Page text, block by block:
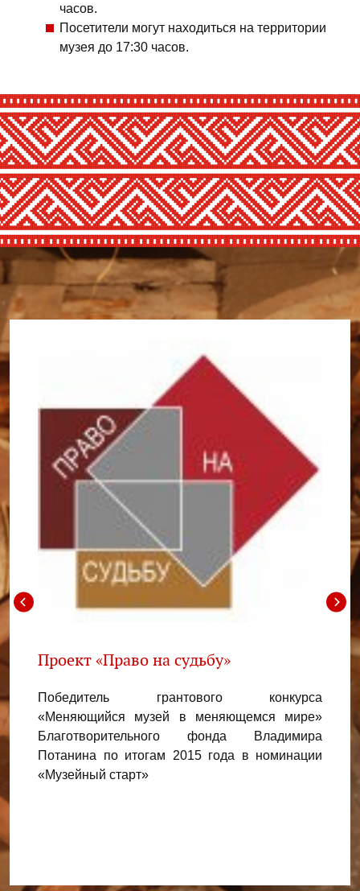
часов.
Посетители могут находиться на территории
музея до 17:30 часов.
Проект «Право на судьбу»
Победитель грантового конкурса
«Меняющийся музей в меняющемся мире»
Благотворительного фонда Владимира
Потанина по итогам 2015 года в номинации
«Музейный старт»